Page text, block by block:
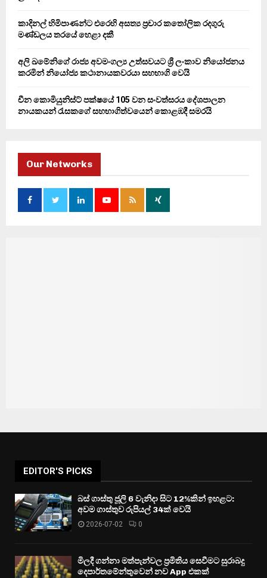
කාදිනල් හිමිපාණන්ට එරෙහි අසත්‍ය ප්‍රචාර කතෝලික රදගුරු
මණ්ඩලය තරයේ හෙළා දකී
අලි ඛමේනිගේ රාජ්‍ය අවමංගල්‍ය උත්සවයට ශ්‍රී ලංකාව නියෝජනය
කරමින් නියෝජ්‍ය කථානායකවරයා සහභාගි වෙයි
චීන කොමියුනිස්ට් පක්ෂයේ 105 වන සංවත්සරය දේශපාලන
නායකයන් රැසකගේ සහභාගිත්වයෙන් කොළඹදී සමරයි
Our Networks
EDITOR'S PICKS
බස් ගාස්තු ජූලි 6 වැනිදා සිට 12%කින් ඉහළට:
අවම ගාස්තුව රුපියල් 34ක් වෙයි
2026-07-02 0
මිලදී ගන්නා මත්පැන්වල ප්‍රමිතිය සෙවීමට සුරාබදු
දෙපාර්තමේන්තුවෙන් නව App එකක්